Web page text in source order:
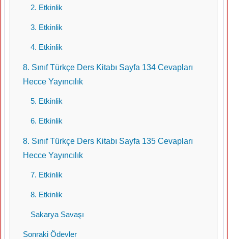
2. Etkinlik
3. Etkinlik
4. Etkinlik
8. Sınıf Türkçe Ders Kitabı Sayfa 134 Cevapları
Hecce Yayıncılık
5. Etkinlik
6. Etkinlik
8. Sınıf Türkçe Ders Kitabı Sayfa 135 Cevapları
Hecce Yayıncılık
7. Etkinlik
8. Etkinlik
Sakarya Savaşı
Sonraki Ödevler